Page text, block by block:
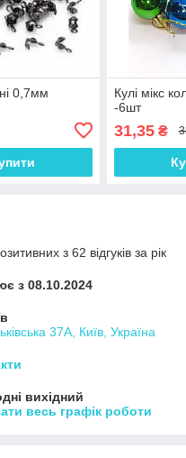
0,7мм
Кулі мікс
-6шт
31,35₴
з 62 відгуків за рік
з 08.10.2024
37А, Київ, Україна
вихідний
весь графік роботи